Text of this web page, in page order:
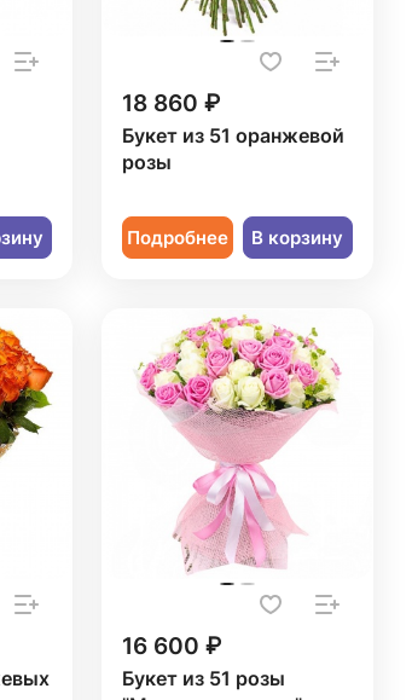
18 860 ₽
Букет из 51 оранжевой
розы
Подробнее В корзину
16 600 ₽
Букет из 51 розы